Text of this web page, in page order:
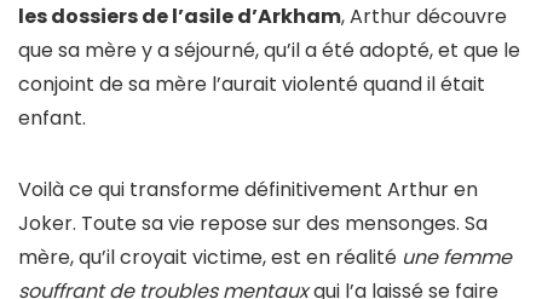
les dossiers de l’asile d’Arkham, Arthur découvre
que sa mère y a séjourné, qu’il a été adopté, et que le
conjoint de sa mère l’aurait violenté quand il était
enfant.
Voilà ce qui transforme définitivement Arthur en
Joker. Toute sa vie repose sur des mensonges. Sa
mère, qu’il croyait victime, est en réalité une femme
souffrant de troubles mentauxqui l’a laissé se faire